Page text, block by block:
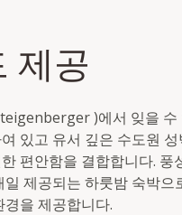
제공
)에서 잊을
있고 유서 깊은 수도원
편안함을 결합합니다.
제공되는 하룻밤 숙박
을 제공합니다.